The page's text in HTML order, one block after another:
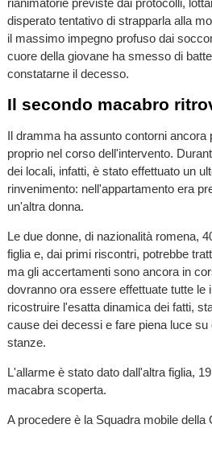
rianimatorie previste dai protocolli,
disperato tentativo di strapparla alla
il massimo impegno profuso dai
cuore della giovane ha smesso di
constatarne il decesso.
Il secondo macabro
Il dramma ha assunto contorni ancora
proprio nel corso dell'intervento.
dei locali, infatti, è stato effettuato un
rinvenimento: nell'appartamento era
un'altra donna.
Le due donne, di nazionalità romena,
figlia e, dai primi riscontri, potrebbe
ma gli accertamenti sono ancora in
dovranno ora essere effettuate tutte le
ricostruire l'esatta dinamica dei fatti,
cause dei decessi e fare piena luce
stanze.
L'allarme è stato dato dall'altra figlia,
macabra scoperta.
A procedere è la Squadra mobile della